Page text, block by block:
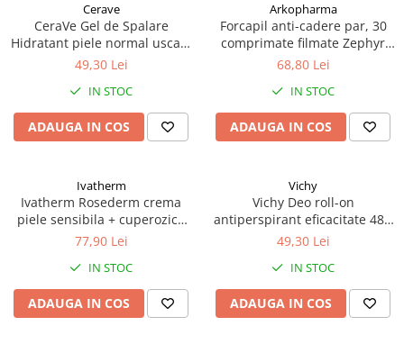
Cerave
CeraVe Gel de Spalare
Hidratant piele normal uscata
236 ml Zephyr Labs
49,30 Lei
IN STOC
ADAUGA IN COS
Arkopharma
Forcapil anti-cadere par, 30
comprimate filmate Zephyr
Labs
68,80 Lei
IN STOC
ADAUGA IN COS
Ivatherm
Ivatherm Rosederm crema
piele sensibila + cuperozica
SPF30 40ml Zephyr Labs
77,90 Lei
IN STOC
ADAUGA IN COS
Vichy
Vichy Deo roll-on
antiperspirant eficacitate 48h
cu parfum 50ml Zephyr Labs
49,30 Lei
IN STOC
ADAUGA IN COS